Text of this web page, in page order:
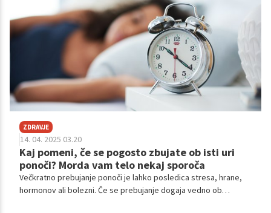
opozarjajo, da alkohol lahko vodi v zasvojenost.
ZDRAVJE
14. 04. 2025 03.20
Kaj pomeni, če se pogosto zbujate ob isti uri
ponoči? Morda vam telo nekaj sporoča
Večkratno prebujanje ponoči je lahko posledica stresa, hrane,
hormonov ali bolezni. Če se prebujanje dogaja vedno ob